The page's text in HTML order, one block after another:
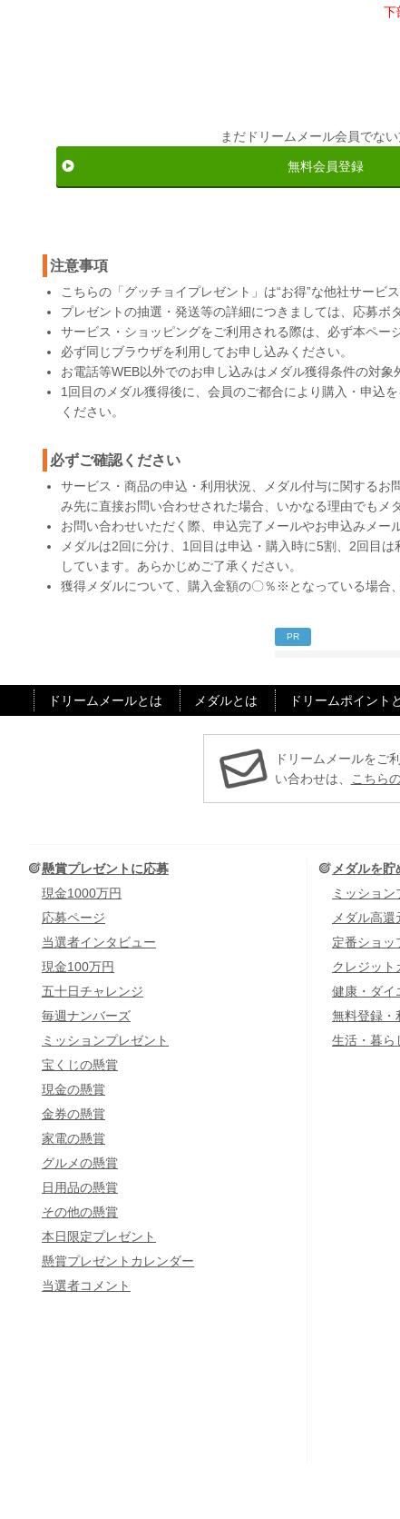
下
まだドリームメール会員でな
無料会員登録
注意事項
こちらの「グッチョイプレゼント」は“お得”な他社サービ
プレゼントの抽選・発送等の詳細につきましては、応募ボ
サービス・ショッピングをご利用される際は、必ず本ペー
必ず同じブラウザを利用してお申し込みください。
お電話等WEB以外でのお申し込みはメダル獲得条件の対象
1回目のメダル獲得後に、会員のご都合により購入・申込
ください。
必ずご確認ください
サービス・商品の申込・利用状況、メダル付与に関する
み先に直接お問い合わせされた場合、いかなる理由でもメ
お問い合わせいただく際、申込完了メールやお申込みメー
メダルは2回に分け、1回目は申込・購入時に5割、2回目
しています。あらかじめご了承ください。
獲得メダルについて、購入金額の〇％※となっている場合
PR
ドリームメールとは メダルとは ドリームポイント
ドリームメールをご
い合わせは、
こちら
懸賞プレゼントに応募
現金1000万円
応募ページ
当選者インタビュー
現金100万円
五十日チャレンジ
毎週ナンバーズ
ミッションプレゼント
宝くじの懸賞
現金の懸賞
金券の懸賞
家電の懸賞
グルメの懸賞
日用品の懸賞
その他の懸賞
本日限定プレゼント
懸賞プレゼントカレンダー
当選者コメント
メダルを貯
ミッション
メダル高還
定番ショッ
クレジット
健康・ダイ
無料登録・
生活・暮ら